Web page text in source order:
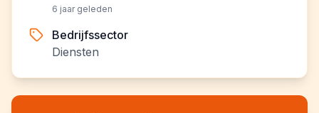
6 jaar geleden
Bedrijfssector
Diensten